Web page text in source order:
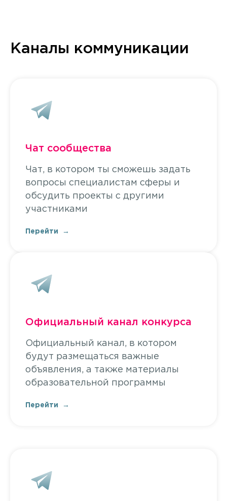
Каналы коммуникации
Чат сообщества
Чат, в котором ты сможешь задать
вопросы специалистам сферы и
обсудить проекты с другими
участниками
Перейти
Официальный канал конкурса
Официальный канал, в котором
будут размещаться важные
объявления, а также материалы
образовательной программы
Перейти